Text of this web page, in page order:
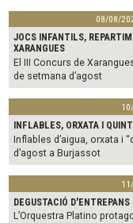
08/08/
JOCS INFANTILS,
XARANGUES
El III Concurs de
de setmana d’agost
INFLABLES, ORXATA I
Inflables d’aigua, orxata i
d’agost a Burjassot
DEGUSTACIÓ
L’Orquestra Platino